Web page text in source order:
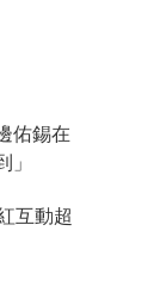
佑錫在
互動超